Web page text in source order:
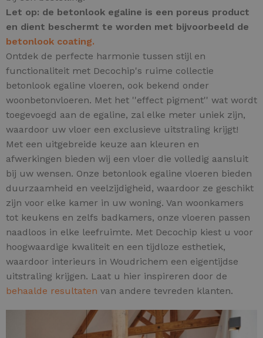
Let op: de betonlook egaline is een poreus product
en dient beschermt te worden met bijvoorbeeld de
betonlook coating.
Ontdek de perfecte harmonie tussen stijl en
functionaliteit met Decochip's ruime collectie
betonlook egaline vloeren, ook bekend onder
woonbetonvloeren. Met het ''effect pigment'' wat wordt
toegevoegd aan de egaline, zal elke meter uniek zijn,
waardoor uw vloer een exclusieve uitstraling krijgt!
Met een uitgebreide keuze aan kleuren en
afwerkingen bieden wij een vloer die volledig aansluit
bij uw wensen. Onze betonlook egaline vloeren bieden
duurzaamheid en veelzijdigheid, waardoor ze geschikt
zijn voor elke kamer in uw woning. Van woonkamers
tot keukens en zelfs badkamers, onze vloeren passen
naadloos in elke leefruimte. Met Decochip kiest u voor
hoogwaardige kwaliteit en een tijdloze esthetiek,
waardoor interieurs in Woudrichem een eigentijdse
uitstraling krijgen. Laat u hier inspireren door de
behaalde resultaten van andere tevreden klanten.